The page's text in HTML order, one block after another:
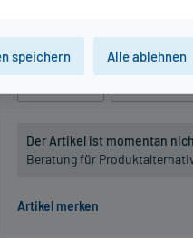
Packungseinheit
Der Artikel ist momentan
Beratung für
speichern Alle ablehnen